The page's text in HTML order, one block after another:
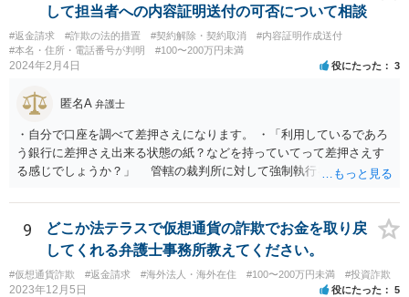
して担当者への内容証明送付の可否について相談
#返金請求 #詐欺の法的措置 #契約解除・契約取消
#内容証明作成送付
#本名・住所・電話番号が判明
#100〜200万円未満
2024年2月4日 役にたった 3
匿名A 弁護士
・自分で口座を調べて差押さえになります。 ・「利用しているであろ
う銀行に差押さえ出来る状態の紙？などを持っていてって差押さえす
る感じでしょうか？」 管轄の裁判所に対して強制執行を申し立てる
係で、法的手続きに乗せるのはあまりおすすめできません。 任意交渉
での回収を検討すべきだと思われます。ご自身で難しい場合は、費用
負担を踏まえたうえでということにはなりますが、弁護士に助力を得
ることをお考え下さい。
9
どこか法テラスで仮想通貨の詐欺でお金を取り戻
してくれる弁護士事務所教えてください。
#仮想通貨詐欺 #返金請求 #海外法人・海外在住 #100〜200万円未満 #投資詐欺
2023年12月5日 役にたった 5